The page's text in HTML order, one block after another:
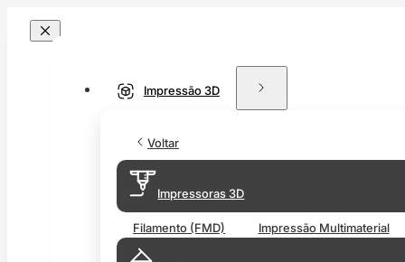
Impressão 3D
Voltar
Impressoras 3D
Filamento (FMD) Impressão Multimaterial